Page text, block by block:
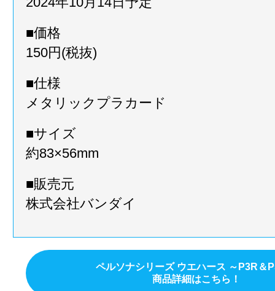
■価格
150円(税抜)
■仕様
メタリックプラカード
■サイズ
約83×56mm
■販売元
株式会社バンダイ
ペルソナシリーズ ウエハース ～P3R＆
商品詳細はこちら！